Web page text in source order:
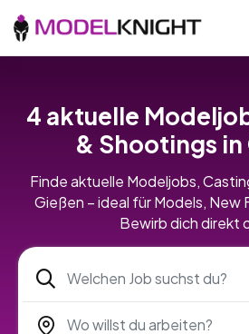
4 aktuelle
& Shootings in
Finde aktuelle Modeljobs,
Gießen – ideal für Models, New
Bewirb dich direkt